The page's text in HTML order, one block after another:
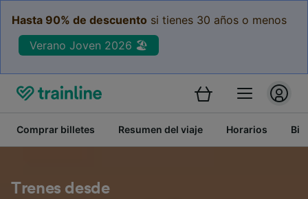
Hasta 90% de descuento si tienes 30 años o menos
Verano Joven 2026 🏖️
Comprar billetes Resumen del viaje Horarios
Trenes desde